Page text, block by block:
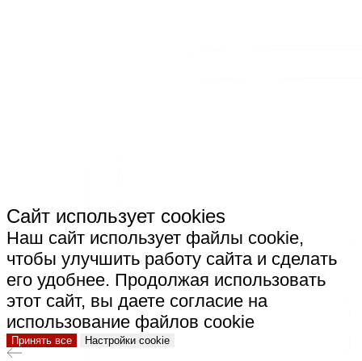
Сайт использует cookies
Наш сайт использует файлы cookie,
чтобы улучшить работу сайта и сделать
его удобнее. Продолжая использовать
этот сайт, вы даете согласие на
использование файлов cookie
Принять все Настройки cookie